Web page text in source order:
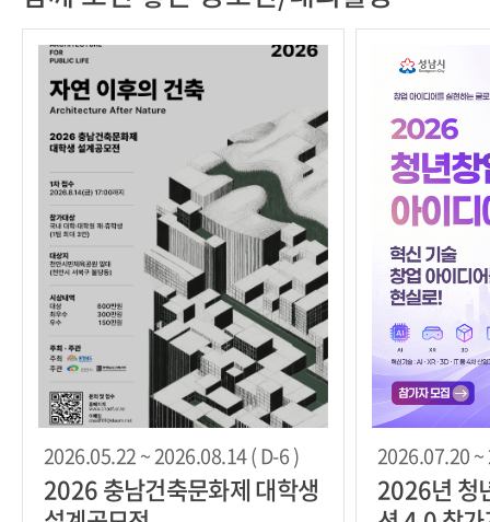
2026.05.22 ~ 2026.08.14 ( D-6 )
2026 충남건축문화제 대학생
2026.07.20 ~
2026년 청